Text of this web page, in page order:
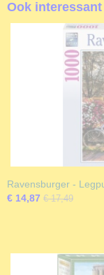
Ook interessant
Ravensburger -
€ 14,87 € 17,49